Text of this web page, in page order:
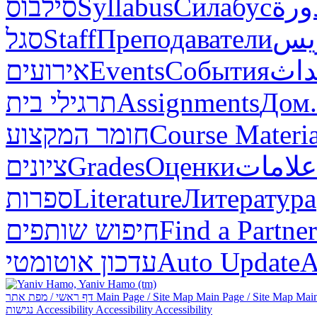
סילבוסSyllabusСилабус
סגלStaffПреподаватели
אירועיםEventsСобытия
תרגילי ביתAssignmentsДом.
חומר המקצועCourse
ציוניםGradesОценкиعلامات
ספרותLiteratureЛитература
חיפוש שותפיםFind a Partner
עדכון אוטומטיAuto Update
Main Page / Site Map Main Page / Site Map
Accessibility Accessibility Accessibility